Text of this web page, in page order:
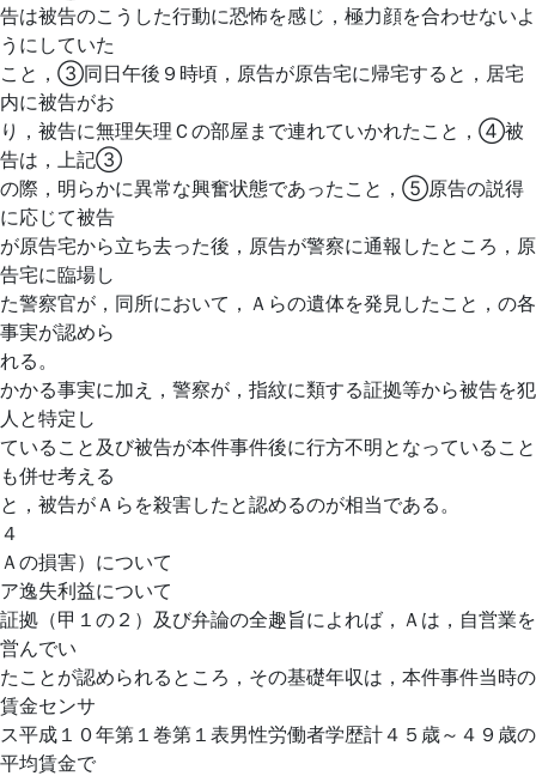
告は被告のこうした行動に恐怖を感じ，極力顔を合わせないよ
うにしていた
こと，③同日午後９時頃，原告が原告宅に帰宅すると，居宅
内に被告がお
り，被告に無理矢理Ｃの部屋まで連れていかれたこと，④被
告は，上記③
の際，明らかに異常な興奮状態であったこと，⑤原告の説得
に応じて被告
が原告宅から立ち去った後，原告が警察に通報したところ，原
告宅に臨場し
た警察官が，同所において，Ａらの遺体を発見したこと，の各
事実が認めら
れる。
かかる事実に加え，警察が，指紋に類する証拠等から被告を犯
人と特定し
ていること及び被告が本件事件後に行方不明となっていること
も併せ考える
と，被告がＡらを殺害したと認めるのが相当である。
４
Ａの損害）について
ア逸失利益について
証拠（甲１の２）及び弁論の全趣旨によれば，Ａは，自営業を
営んでい
たことが認められるところ，その基礎年収は，本件事件当時の
賃金センサ
ス平成１０年第１巻第１表男性労働者学歴計４５歳～４９歳の
平均賃金で